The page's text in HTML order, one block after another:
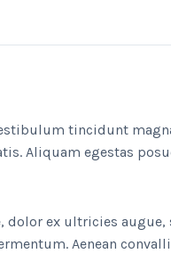
tincidunt
Aliquam egestas
ex ultricies augue,
Aenean